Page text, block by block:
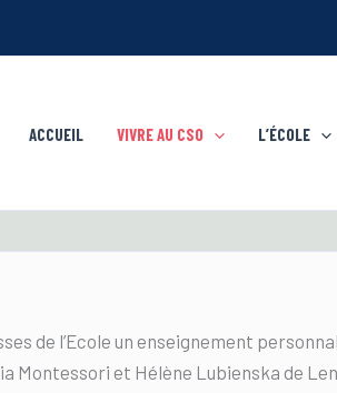
ACCUEIL VIVRE AU CSO L’ÉCOLE
de l’Ecole un enseignement
Montessori et Hélène Lubienska de